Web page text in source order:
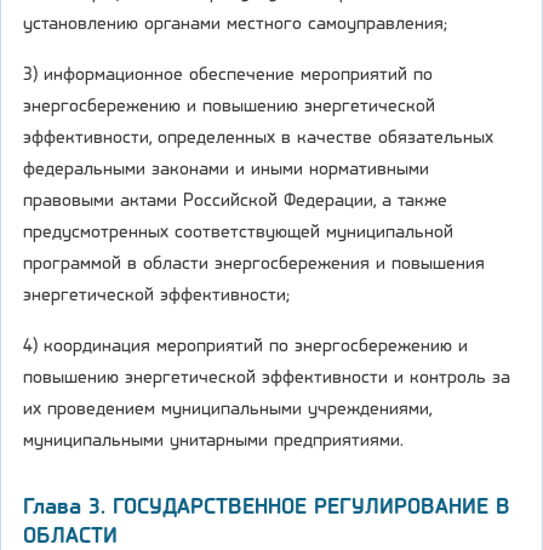
установлению органами местного самоуправления;
3) информационное обеспечение мероприятий по
энергосбережению и повышению энергетической
эффективности, определенных в качестве обязательных
федеральными законами и иными нормативными
правовыми актами Российской Федерации, а также
предусмотренных соответствующей муниципальной
программой в области энергосбережения и повышения
энергетической эффективности;
4) координация мероприятий по энергосбережению и
повышению энергетической эффективности и контроль за
их проведением муниципальными учреждениями,
муниципальными унитарными предприятиями.
Глава 3. ГОСУДАРСТВЕННОЕ РЕГУЛИРОВАНИЕ В
ОБЛАСТИ